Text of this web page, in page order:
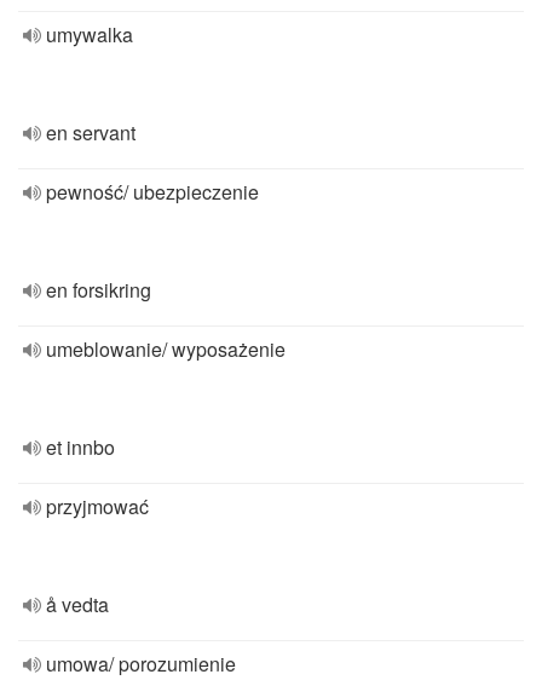
umywalka
en servant
pewność/ ubezpieczenie
en forsikring
umeblowanie/ wyposażenie
et innbo
przyjmować
å vedta
umowa/ porozumienie